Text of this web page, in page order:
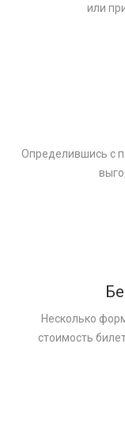
или
Определившись с
Несколько
стоимость